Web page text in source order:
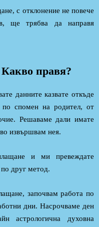
с отклонение не повече
трябва да направя
правя?
данните казвате откъде
спомен на родител, от
Решаваме дали имате
извършвам нея.
и ми превеждате
друг метод.
започвам работа по
дни. Насрочваме ден
астрологична духовна